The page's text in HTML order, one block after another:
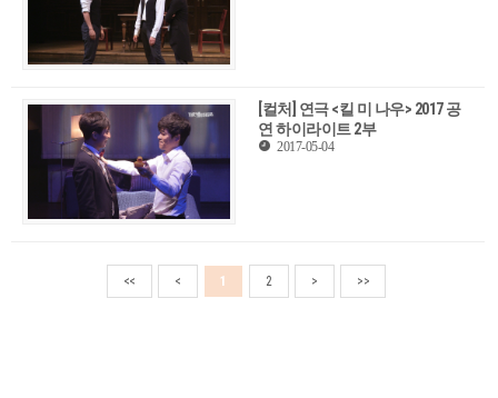
[컬처] 연극 <킬 미 나우> 2017 공
연 하이라이트 2부
2017-05-04
<< < 1 2 > >>